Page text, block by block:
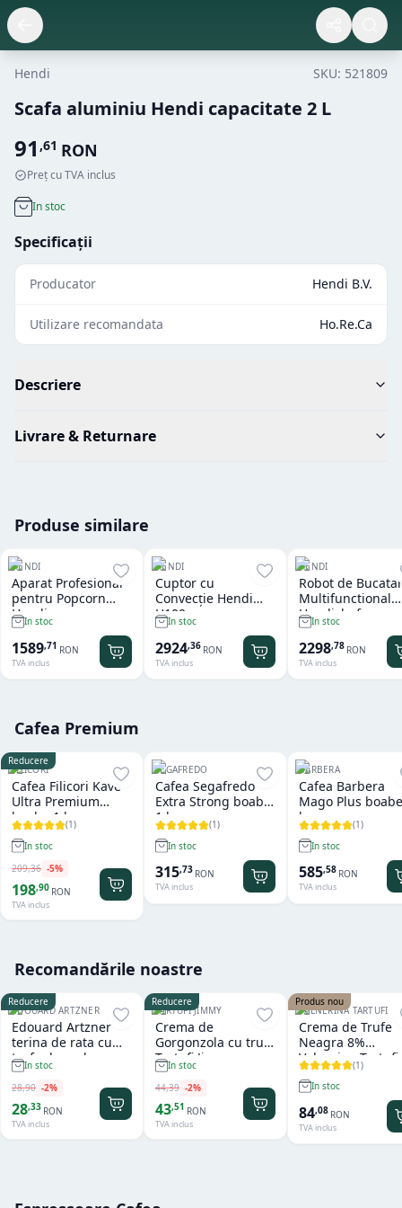
Hendi SKU: 521809
Scafa aluminiu Hendi capacitate 2 L
91 ,61 RON
Preț cu TVA inclus
In stoc
Specificații
Producator Hendi B.V.
Utilizare recomandata Ho.Re.Ca
Descriere
Livrare & Returnare
Produse similare
HENDI
Aparat Profesional
pentru Popcorn
Hendi
In stoc
1589,71 RON
TVA inclus
HENDI
Cuptor cu
Convecție Hendi
H100
In stoc
2924,36 RON
TVA inclus
HENDI
Robot de
Multifunctional
Hendichef
In stoc
2298,78 RON
TVA inclus
Cafea Premium
Reducere
FILICORI
Cafea Filicori Kave
Ultra Premium
boabe 1 kg
(1)
In stoc
209,36 -5%
198,90 RON
TVA inclus
SEGAFREDO
Cafea Segafredo
Extra Strong boabe
1 kg
(1)
In stoc
315,73 RON
TVA inclus
BARBERA
Cafea Barbera
Mago Plus
kg
(1)
In stoc
585,58 RON
TVA inclus
Recomandările noastre
Reducere
EDOUARD ARTZNER
Edouard Artzner
terina de rata cu
trufe de padure
100g
In stoc
28,90 -2%
28,33 RON
TVA inclus
Reducere
TARTUFI JIMMY
Crema de
Gorgonzola cu trufe
Tartufi Jimmy
In stoc
44,39 -2%
43,51 RON
TVA inclus
Produs nou
VALNERINA TARTUFI
Crema de Trufe
Neagra 8%
Valnerina Tartufi
500 gr
(1)
In stoc
84,08 RON
TVA inclus